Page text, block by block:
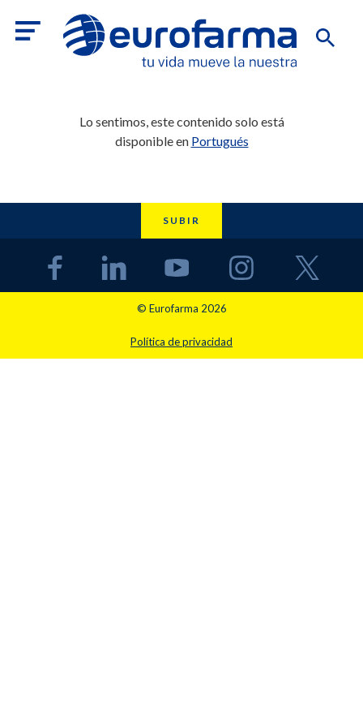
Lo sentimos, este contenido solo está
disponible en Portugués
SUBIR
© Eurofarma 2026
Política de privacidad